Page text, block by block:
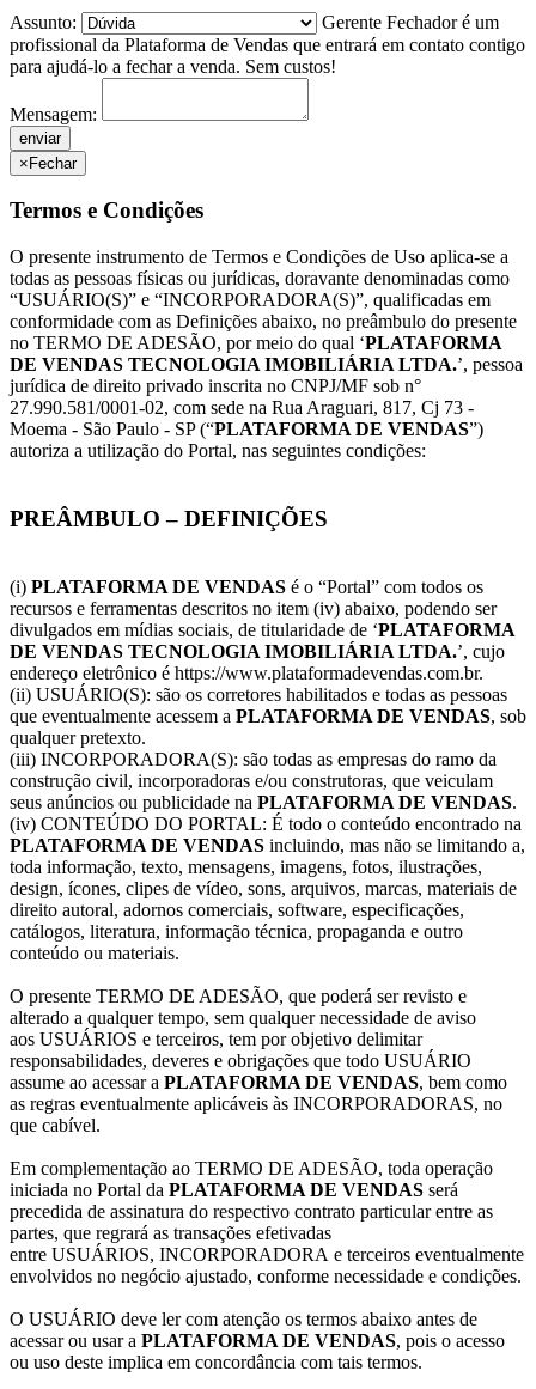
Assunto:
Gerente Fechador é um
profissional da Plataforma de Vendas que entrará em contato contigo
para ajudá-lo a fechar a venda. Sem custos!
Mensagem:
×Fechar
Termos e Condições
O presente instrumento de Termos e Condições de Uso aplica-se a
todas as pessoas físicas ou jurídicas, doravante denominadas como
“USUÁRIO(S)” e “INCORPORADORA(S)”, qualificadas em
conformidade com as Definições abaixo, no preâmbulo do presente
no TERMO DE ADESÃO, por meio do qual ‘PLATAFORMA
DE VENDAS TECNOLOGIA IMOBILIÁRIA LTDA.’, pessoa
jurídica de direito privado inscrita no CNPJ/MF sob n°
27.990.581/0001-02, com sede na Rua Araguari, 817, Cj 73 -
Moema - São Paulo - SP (“PLATAFORMA DE VENDAS”)
autoriza a utilização do Portal, nas seguintes condições:
PREÂMBULO – DEFINIÇÕES
(i) PLATAFORMA DE VENDAS é o “Portal” com todos os
recursos e ferramentas descritos no item (iv) abaixo, podendo ser
divulgados em mídias sociais, de titularidade de ‘PLATAFORMA
DE VENDAS TECNOLOGIA IMOBILIÁRIA LTDA.’, cujo
endereço eletrônico é https://www.plataformadevendas.com.br.
(ii) USUÁRIO(S): são os corretores habilitados e todas as pessoas
que eventualmente acessem a PLATAFORMA DE VENDAS, sob
qualquer pretexto.
(iii) INCORPORADORA(S): são todas as empresas do ramo da
construção civil, incorporadoras e/ou construtoras, que veiculam
seus anúncios ou publicidade na PLATAFORMA DE VENDAS.
(iv) CONTEÚDO DO PORTAL: É todo o conteúdo encontrado na
PLATAFORMA DE VENDAS incluindo, mas não se limitando a,
toda informação, texto, mensagens, imagens, fotos, ilustrações,
design, ícones, clipes de vídeo, sons, arquivos, marcas, materiais de
direito autoral, adornos comerciais, software, especificações,
catálogos, literatura, informação técnica, propaganda e outro
conteúdo ou materiais.
O presente TERMO DE ADESÃO, que poderá ser revisto e
alterado a qualquer tempo, sem qualquer necessidade de aviso
aos USUÁRIOS e terceiros, tem por objetivo delimitar
responsabilidades, deveres e obrigações que todo USUÁRIO
assume ao acessar a PLATAFORMA DE VENDAS, bem como
as regras eventualmente aplicáveis às INCORPORADORAS, no
que cabível.
Em complementação ao TERMO DE ADESÃO, toda operação
iniciada no Portal da PLATAFORMA DE VENDAS será
precedida de assinatura do respectivo contrato particular entre as
partes, que regrará as transações efetivadas
entre USUÁRIOS, INCORPORADORA e terceiros eventualmente
envolvidos no negócio ajustado, conforme necessidade e condições.
O USUÁRIO deve ler com atenção os termos abaixo antes de
acessar ou usar a PLATAFORMA DE VENDAS, pois o acesso
ou uso deste implica em concordância com tais termos.